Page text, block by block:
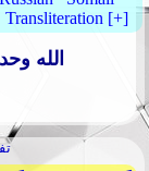
Transliteration [+]
الله